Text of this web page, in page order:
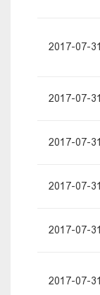
2017-07-31
2017-07-31
2017-07-31
2017-07-31
2017-07-31
2017-07-31